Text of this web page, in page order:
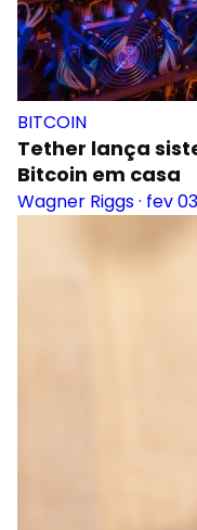
BITCOIN
Tether lança
Bitcoin em casa
Wagner Riggs· fev